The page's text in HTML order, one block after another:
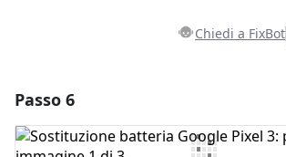
Chiedi a FixBot
Aggiungi Commento
Passo 6